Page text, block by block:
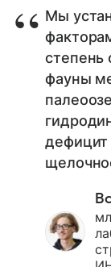
Мы
степень
фауны
дефицит